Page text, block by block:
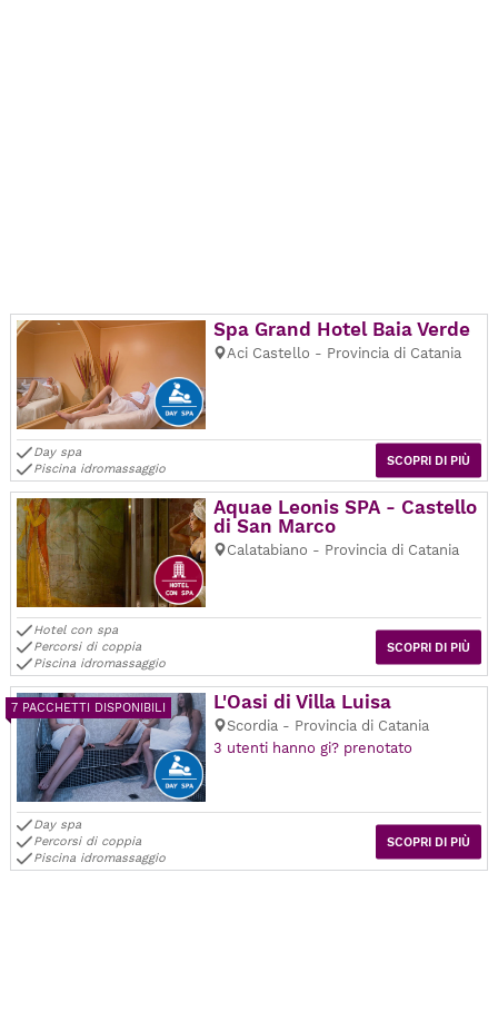
Spa Grand Hotel Baia Verde
Aci Castello - Provincia di Catania
SCOPRI DI PIÙ
Day spa
Piscina idromassaggio
Aquae Leonis SPA - Castello
di San Marco
Calatabiano - Provincia di Catania
SCOPRI DI PIÙ
Hotel con spa
Percorsi di coppia
Piscina idromassaggio
7 PACCHETTI DISPONIBILI L'Oasi di Villa Luisa
Scordia - Provincia di Catania
3 utenti hanno gi? prenotato
SCOPRI DI PIÙ
Day spa
Percorsi di coppia
Piscina idromassaggio